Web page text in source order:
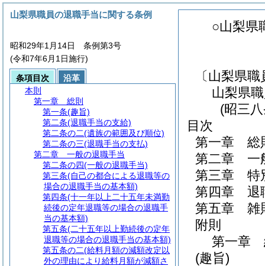
○山梨県
〔山梨県
山梨県
(昭三
目次
第一章
総
第二章
一
第三章
特
第四章
退
第五章
雑
附則
第一章
(趣旨)
山梨県職員の退職手当に関する条例
昭和29年1月14日 条例第3号
(令和7年6月1日施行)
条項目次
沿革
本則
第一章
総則
第一条(趣旨)
第二条(退職手当の支給)
第二条の二(遺族の範囲及び順位)
第二条の三(退職手当の支払)
第二章
一般の退職手当
第二条の四(一般の退職手当)
第三条(自己の都合による退職等の
場合の退職手当の基本額)
第四条(十一年以上二十五年未満勤
続後の定年退職等の場合の退職手
当の基本額)
第五条(二十五年以上勤続後の定年
退職等の場合の退職手当の基本額)
第五条の二(給料月額の減額改定以
外の理由により給料月額が減額さ